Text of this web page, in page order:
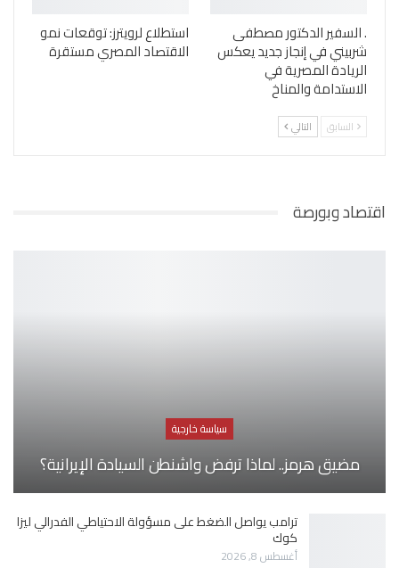
. السفير الدكتور مصطفى
شربيني في إنجاز جديد يعكس
الريادة المصرية في
الاستدامة والمناخ
استطلاع لرويترز: توقعات نمو
الاقتصاد المصري مستقرة
السابق التالي
اقتصاد وبورصة
سياسة خارجية
مضيق هرمز.. لماذا ترفض واشنطن السيادة الإيرانية؟
ترامب يواصل الضغط على مسؤولة الاحتياطي الفدرالي ليزا
كوك
أغسطس 8, 2026